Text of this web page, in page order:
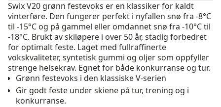
Swix V20 grønn festevoks er en klassiker for kaldt
vinterføre. Den fungerer perfekt i nyfallen snø fra -8°C
til -15°C og på gammel eller omdannet snø fra -10°C til
-18°C. Brukt av skiløpere i over 50 år, stadig forbedret
for optimalt feste. Laget med fullraffinerte
vokskvaliteter, syntetisk gummi og oljer som oppfyller
strenge helsekrav. Egnet for både konkurranse og tur.
Grønn festevoks i den klassiske V-serien
Gir godt feste under skiene på tur, trening og i
konkurranse.